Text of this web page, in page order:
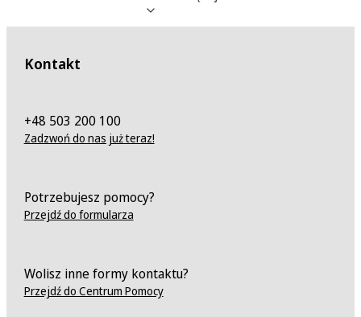
Kontakt
+48 503 200 100
Zadzwoń do nas już teraz!
Potrzebujesz pomocy?
Przejdź do formularza
Wolisz inne formy kontaktu?
Przejdź do Centrum Pomocy